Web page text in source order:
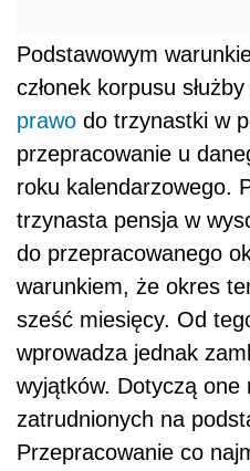
Podstawowym
członek korpusu
prawo do trzynastki w
przepracowanie u
roku kalendarzowego.
trzynasta pensja w
do przepracowanego
warunkiem, że okres
sześć miesięcy. Od
wprowadza jednak
wyjątków. Dotyczą one
zatrudnionych na
Przepracowanie co